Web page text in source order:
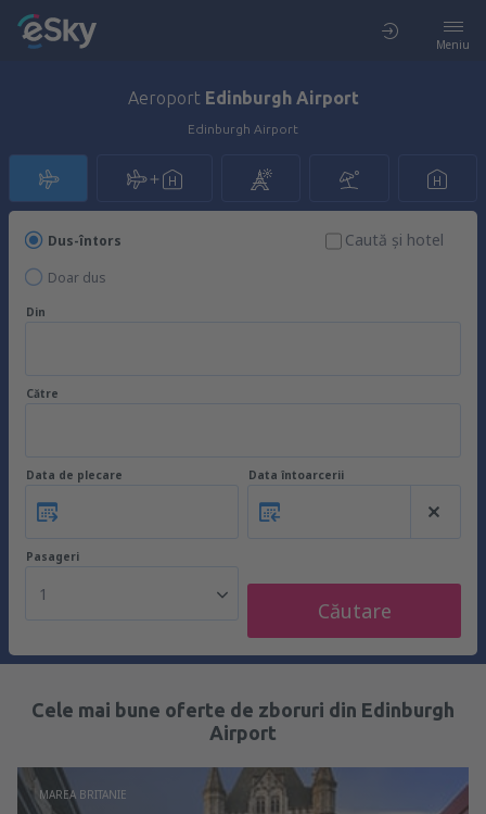
Meniu
Aeroport Edinburgh Airport
Edinburgh Airport
Dus-întors
Doar dus
Caută şi hotel
Din
Către
Data de plecare Data întoarcerii
Pasageri
1
Căutare
Cele mai bune oferte de zboruri din Edinburgh
Airport
MAREA BRITANIE